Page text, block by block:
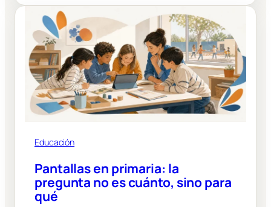
Educación
Pantallas en primaria: la
pregunta no es cuánto, sino para
qué